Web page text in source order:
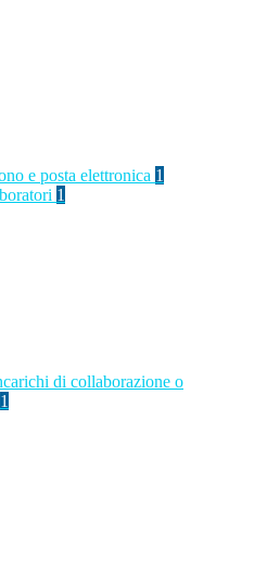
e posta elettronica 1
1
di collaborazione o
1